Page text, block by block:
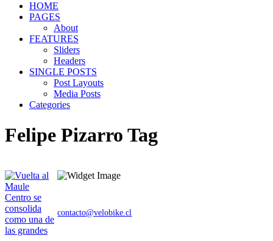
HOME
PAGES
About
FEATURES
Sliders
Headers
SINGLE POSTS
Post Layouts
Media Posts
Categories
Felipe Pizarro Tag
contacto@velobike.cl